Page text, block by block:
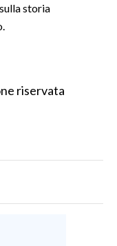
storia
riservata